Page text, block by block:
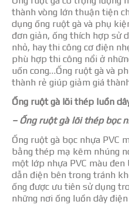
thành vòng lớn thuận tiện
dụng ống ruột gà và phụ
đơn giản, ống thích hợp sử
nhỏ, hay thi công cơ điện
phù hợp thi công nổi ở
uốn cong…Ống ruột gà và
thành rẻ giúp giảm giá
Ống ruột gà lõi thép luồn
– Ống ruột gà lõi thép bọc
Ống ruột gà bọc nhựa PVC
bằng thép mạ kẽm nhúng
một lớp nhựa PVC màu
dẫn điện bên trong tránh
ống được ưu tiên sử dụng
những nơi ống luồn dây